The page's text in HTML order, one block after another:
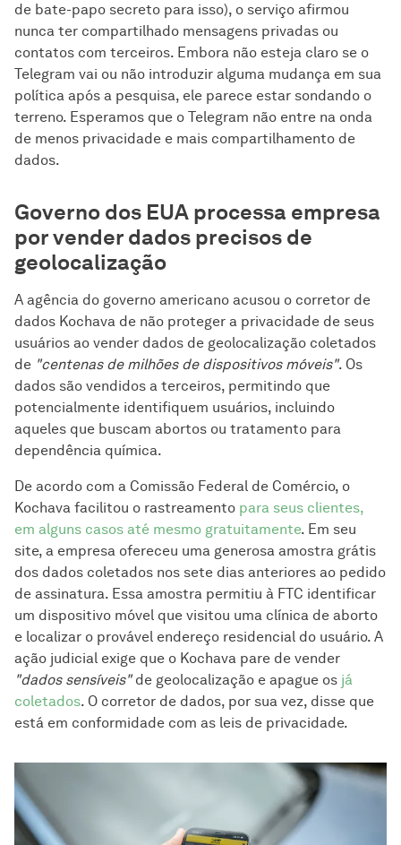
de bate-papo secreto para isso), o serviço afirmou
nunca ter compartilhado mensagens privadas ou
contatos com terceiros. Embora não esteja claro se o
Telegram vai ou não introduzir alguma mudança em sua
política após a pesquisa, ele parece estar sondando o
terreno. Esperamos que o Telegram não entre na onda
de menos privacidade e mais compartilhamento de
dados.
Governo dos EUA processa empresa
por vender dados precisos de
geolocalização
A agência do governo americano acusou o corretor de
dados Kochava de não proteger a privacidade de seus
usuários ao vender dados de geolocalização coletados
de "centenas de milhões de dispositivos móveis". Os
dados são vendidos a terceiros, permitindo que
potencialmente identifiquem usuários, incluindo
aqueles que buscam abortos ou tratamento para
dependência química.
De acordo com a Comissão Federal de Comércio, o
Kochava facilitou o rastreamento para seus clientes,
em alguns casos até mesmo gratuitamente. Em seu
site, a empresa ofereceu uma generosa amostra grátis
dos dados coletados nos sete dias anteriores ao pedido
de assinatura. Essa amostra permitiu à FTC identificar
um dispositivo móvel que visitou uma clínica de aborto
e localizar o provável endereço residencial do usuário. A
ação judicial exige que o Kochava pare de vender
"dados sensíveis"de geolocalização e apague os já
coletados. O corretor de dados, por sua vez, disse que
está em conformidade com as leis de privacidade.